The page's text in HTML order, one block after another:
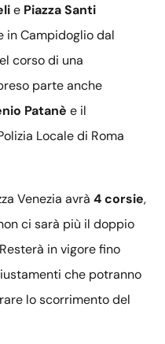
e Piazza Santi
in Campidoglio dal
corso di una
parte anche
Patanè e il
Locale di Roma
Venezia avrà 4 corsie,
ci sarà più il doppio
in vigore fino
che potranno
lo scorrimento del